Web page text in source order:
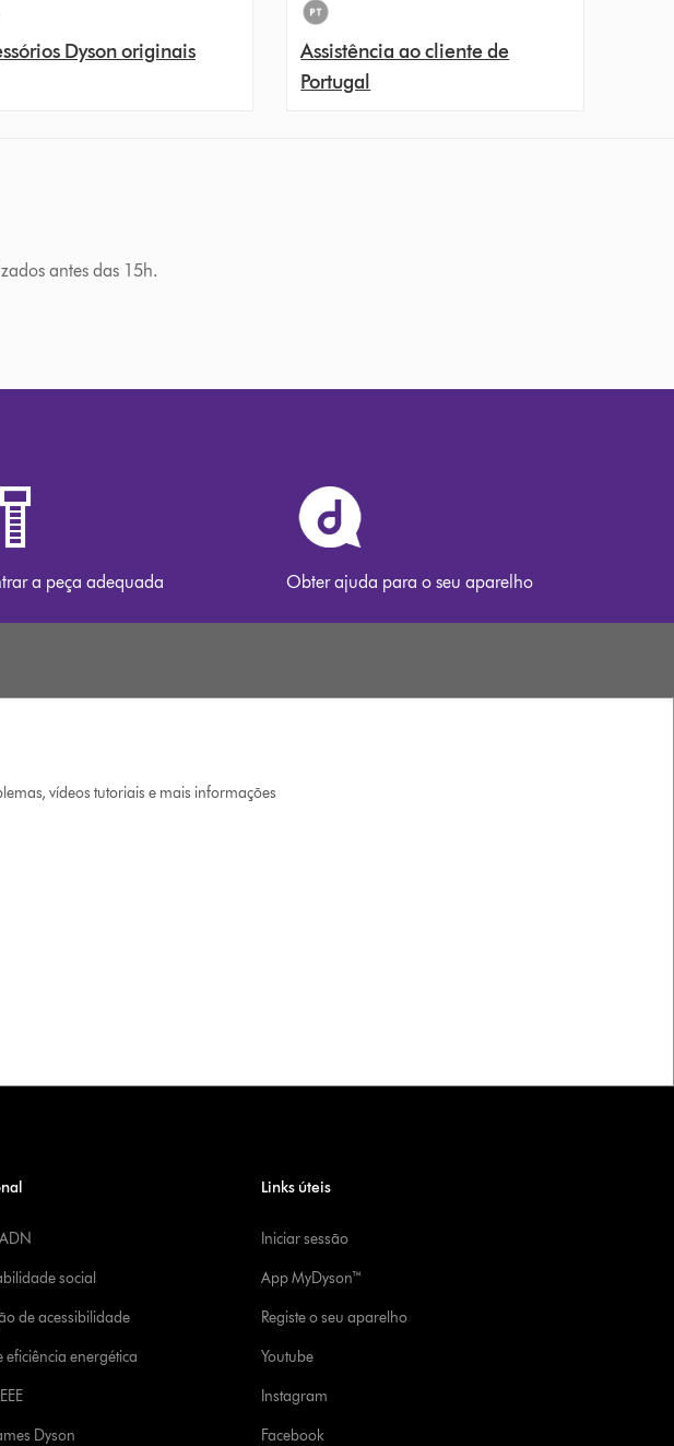
Dyson originais
Assistência ao cliente de
Portugal
antes das 15h.
a peça adequada Obter ajuda para o seu aparelho
vídeos tutoriais e mais informações
social
de acessibilidade
eficiência energética
Dyson
Links úteis
Iniciar sessão
App MyDyson™
Registe o seu aparelho
Youtube
Instagram
Facebook